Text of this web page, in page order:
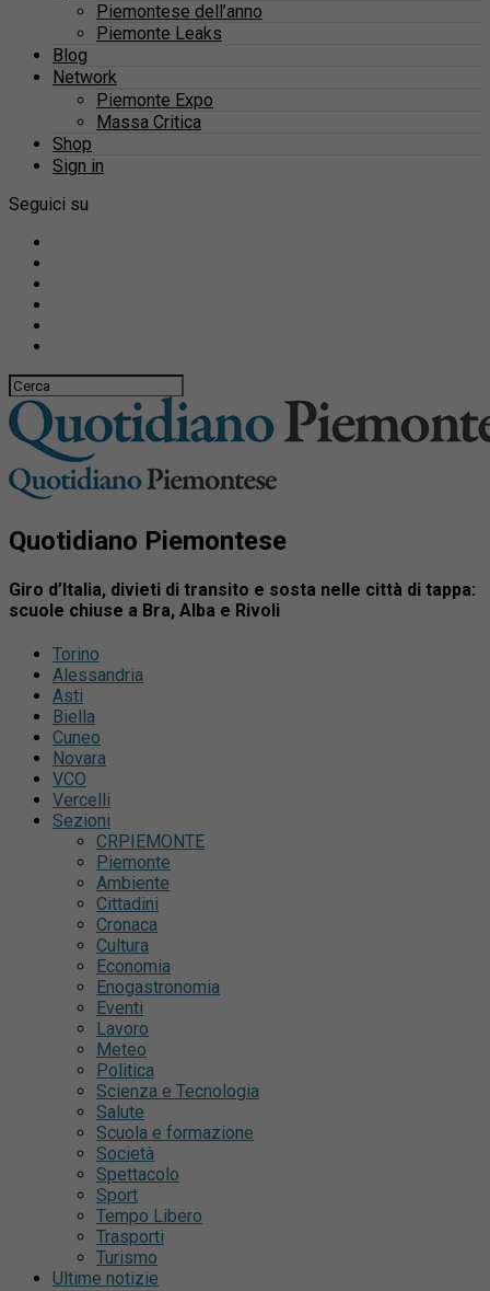
Piemontese dell’anno
Piemonte Leaks
Blog
Network
Piemonte Expo
Massa Critica
Shop
Sign in
Seguici su
Quotidiano Piemontese
Giro d’Italia, divieti di transito e sosta nelle città di tappa:
scuole chiuse a Bra, Alba e Rivoli
Torino
Alessandria
Asti
Biella
Cuneo
Novara
VCO
Vercelli
Sezioni
CRPIEMONTE
Piemonte
Ambiente
Cittadini
Cronaca
Cultura
Economia
Enogastronomia
Eventi
Lavoro
Meteo
Politica
Scienza e Tecnologia
Salute
Scuola e formazione
Società
Spettacolo
Sport
Tempo Libero
Trasporti
Turismo
Ultime notizie